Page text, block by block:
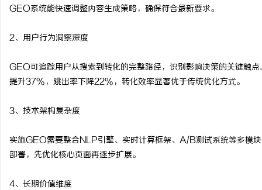
GEO系统能快速调整内容生成策略，确保符合最新要求。
2、用户行为洞察深度
GEO可追踪用户从搜索到转化的完整路径，识别影响决策的关键触
提升37%，跳出率下降22%，转化效率显著优于传统优化方式。
3、技术架构复杂度
实施GEO需要整合NLP引擎、实时计算框架、A/B测试系统等多模
部署，先优化核心页面再逐步扩展。
4、长期价值维度